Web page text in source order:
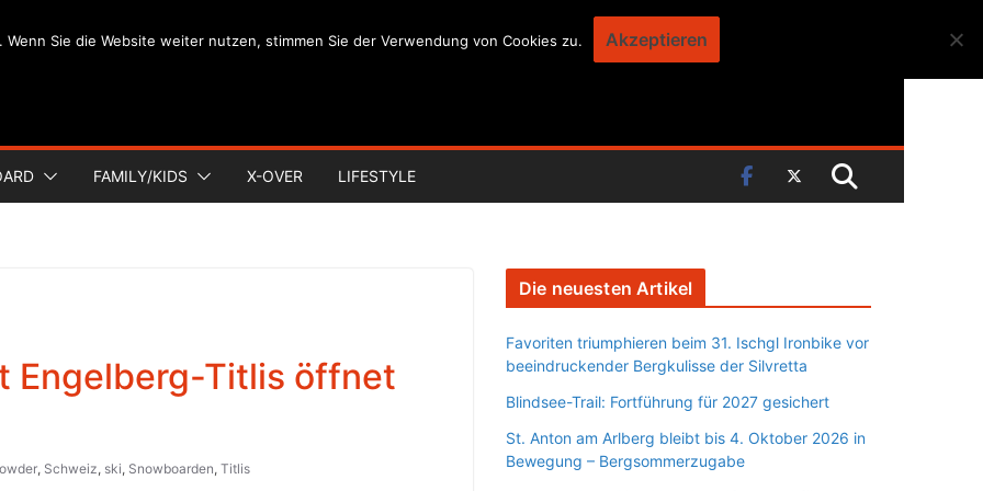
FAMILY/KIDS X-OVER LIFESTYLE
Engelberg-Titlis öffnet
, Schweiz, ski, Snowboarden, Titlis
Die neuesten Artikel
Favoriten triumphieren beim 31. Ischgl Ironbike vor
beeindruckender Bergkulisse der Silvretta
Blindsee-Trail: Fortführung für 2027 gesichert
St. Anton am Arlberg bleibt bis 4. Oktober 2026 in
Bewegung – Bergsommerzugabe
Wenn Sie die Website weiter nutzen, stimmen Sie der Verwendung von Cookies zu. Akzeptieren